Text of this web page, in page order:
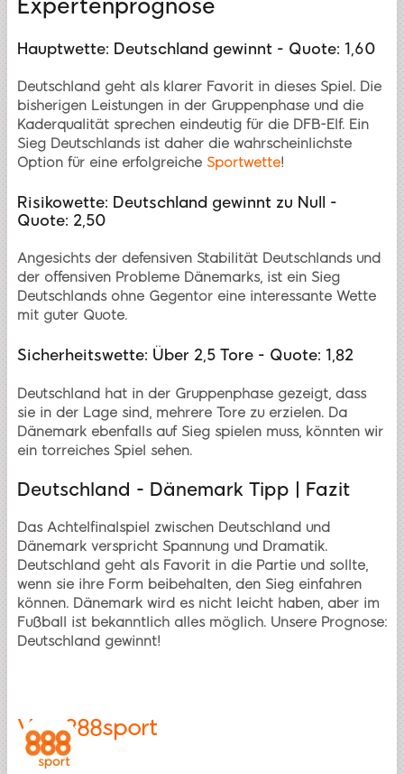
Expertenprognose
Hauptwette: Deutschland gewinnt - Quote: 1,60
Deutschland geht als klarer Favorit in dieses Spiel. Die
bisherigen Leistungen in der Gruppenphase und die
Kaderqualität sprechen eindeutig für die DFB-Elf. Ein
Sieg Deutschlands ist daher die wahrscheinlichste
Option für eine erfolgreiche Sportwette!
Risikowette: Deutschland gewinnt zu Null -
Quote: 2,50
Angesichts der defensiven Stabilität Deutschlands und
der offensiven Probleme Dänemarks, ist ein Sieg
Deutschlands ohne Gegentor eine interessante Wette
mit guter Quote.
Sicherheitswette: Über 2,5 Tore - Quote: 1,82
Deutschland hat in der Gruppenphase gezeigt, dass
sie in der Lage sind, mehrere Tore zu erzielen. Da
Dänemark ebenfalls auf Sieg spielen muss, könnten wir
ein torreiches Spiel sehen.
Deutschland - Dänemark Tipp | Fazit
Das Achtelfinalspiel zwischen Deutschland und
Dänemark verspricht Spannung und Dramatik.
Deutschland geht als Favorit in die Partie und sollte,
wenn sie ihre Form beibehalten, den Sieg einfahren
können. Dänemark wird es nicht leicht haben, aber im
Fußball ist bekanntlich alles möglich. Unsere Prognose:
Deutschland gewinnt!
Von888sport